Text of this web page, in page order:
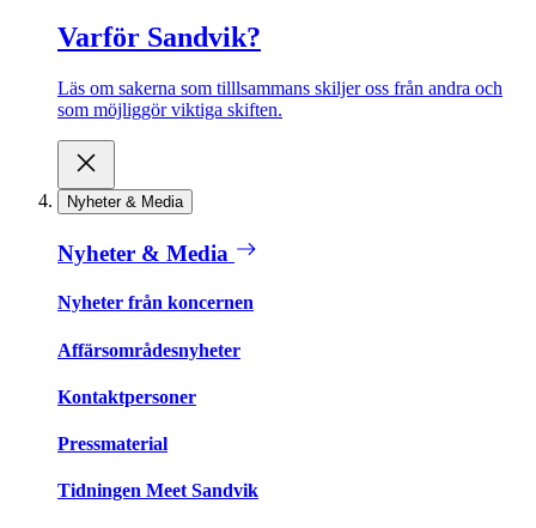
Varför Sandvik?
Läs om sakerna som tilllsammans skiljer oss från andra och
som möjliggör viktiga skiften.
Nyheter & Media
Nyheter & Media
Nyheter från koncernen
Affärsområdesnyheter
Kontaktpersoner
Pressmaterial
Tidningen Meet Sandvik